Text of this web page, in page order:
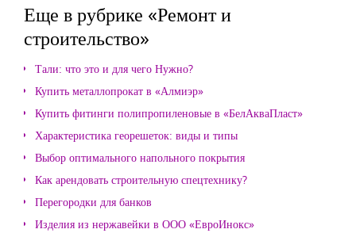
Еще в рубрике «Ремонт и
строительство»
Тали: что это и для чего Нужно?
Купить металлопрокат в «Алмиэр»
Купить фитинги полипропиленовые в «БелАкваПласт»
Характеристика георешеток: виды и типы
Выбор оптимального напольного покрытия
Как арендовать строительную спецтехнику?
Перегородки для банков
Изделия из нержавейки в ООО «ЕвроИнокс»